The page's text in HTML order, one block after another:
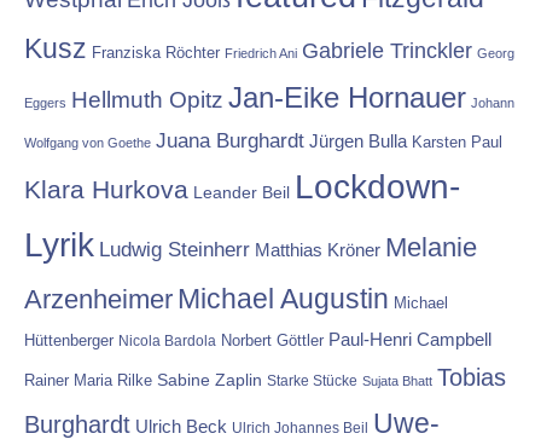
Kusz Franziska Röchter Friedrich Ani Gabriele Trinckler Georg
Eggers Hellmuth Opitz Jan-Eike Hornauer Johann
Wolfgang von Goethe Juana Burghardt Jürgen Bulla Karsten Paul
Klara Hurkova Leander Beil Lockdown-
Lyrik Ludwig Steinherr Matthias Kröner Melanie
Arzenheimer Michael Augustin Michael
Hüttenberger Nicola Bardola Norbert Göttler Paul-Henri Campbell
Rainer Maria Rilke Sabine Zaplin Starke Stücke Sujata Bhatt Tobias
Burghardt Ulrich Beck Ulrich Johannes Beil Uwe-